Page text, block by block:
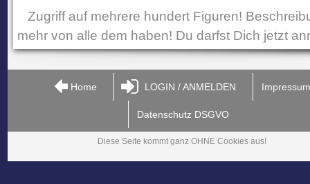
Zugriff auf mehrere hundert Figuren!
mehr von alle dem haben! Du darfst Dich jetzt
Home LOGIN / ANMELDEN
Datenschutz DSGVO
Diese Seite kommt ganz OHNE Cookies aus!